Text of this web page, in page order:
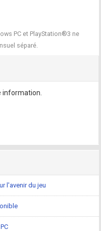
PC et PlayStation®3 ne
séparé.
information.
l'avenir du jeu